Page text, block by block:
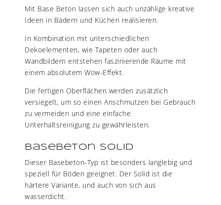
Mit Base Beton lassen sich auch unzählige kreative
Ideen in Bädern und Küchen realisieren.
In Kombination mit unterschiedlichen
Dekoelementen, wie Tapeten oder auch
Wandbildern entstehen faszinierende Räume mit
einem absolutem Wow-Effekt.
Die fertigen Oberflächen werden zusätzlich
versiegelt, um so einen Anschmutzen bei Gebrauch
zu vermeiden und eine einfache
Unterhaltsreinigung zu gewährleisten.
Basebeton Solid
Dieser Basebeton-Typ ist besonders langlebig und
speziell für Böden geeignet. Der Solid ist die
härtere Variante, und auch von sich aus
wasserdicht.